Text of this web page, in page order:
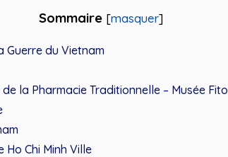
Sommaire [masquer]
Guerre du Vietnam
la Pharmacie Traditionnelle – Musée Fito
Ho Chi Minh Ville